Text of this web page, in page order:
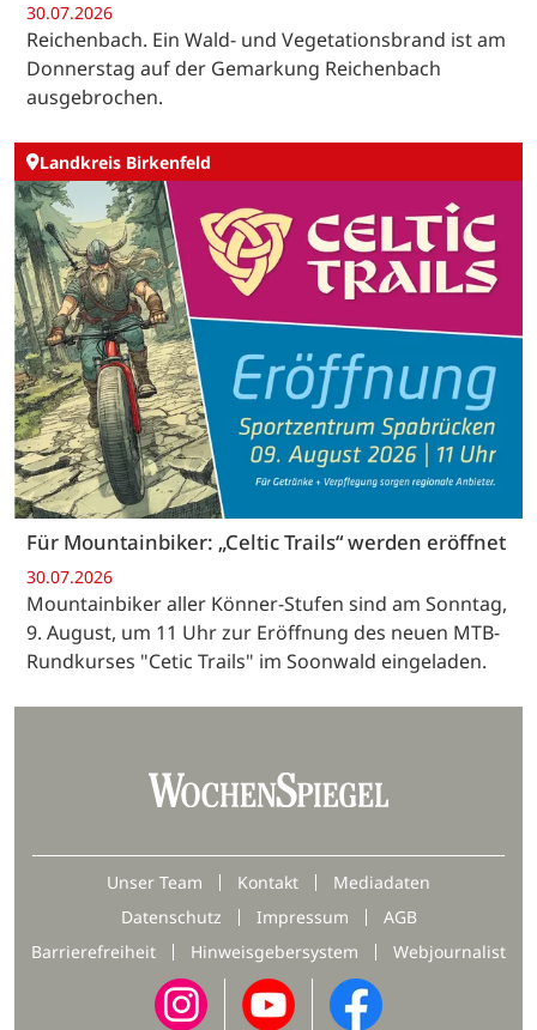
30.07.2026
Reichenbach. Ein Wald- und Vegetationsbrand ist am
Donnerstag auf der Gemarkung Reichenbach
ausgebrochen.
Landkreis Birkenfeld
Für Mountainbiker: „Celtic Trails“ werden eröffnet
30.07.2026
Mountainbiker aller Könner-Stufen sind am Sonntag,
9. August, um 11 Uhr zur Eröffnung des neuen MTB-
Rundkurses "Cetic Trails" im Soonwald eingeladen.
Unser Team Kontakt
Mediadaten
Datenschutz
Impressum
AGB
Barrierefreiheit
Hinweisgebersystem Webjournalist